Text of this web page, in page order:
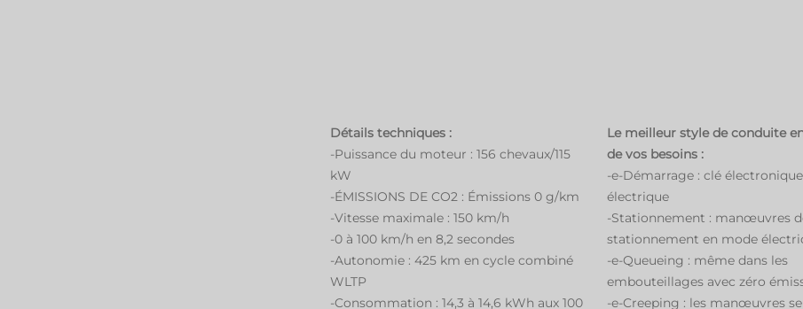
Détails techniques :
-Puissance du moteur : 156 chevaux/115
kW
-ÉMISSIONS DE CO2 : Émissions 0 g/km
-Vitesse maximale : 150 km/h
-0 à 100 km/h en 8,2 secondes
-Autonomie : 425 km en cycle combiné
WLTP
-Consommation : 14,3 à 14,6 kWh aux 100
Le meilleur style de conduite
de vos besoins :
-e-Démarrage : clé
électrique
-Stationnement : manœuvres
stationnement en mode
-e-Queueing : même dans les
embouteillages avec zéro
-e-Creeping : les manœuvres